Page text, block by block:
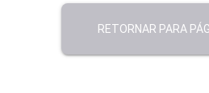
RETORNAR PARA